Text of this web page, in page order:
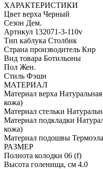
ХАРАКТЕРИСТИКИ
Цвет верха Черный
Сезон Дем.
Артикул 132071-3-110v
Тип каблука Столбик
Страна производитель Кнр
Вид товара Ботильоны
Пол Жен.
Стиль Фэшн
МАТЕРИАЛ
Материал верха
кожа)
Материал стельки
Материал подкладки
кожа)
Материал подошвы
РАЗМЕР
Полнота колодки 06 (f)
Высота голенища, см 4.0